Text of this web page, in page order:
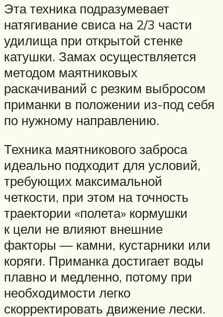
Эта техника подразумевает
натягивание свиса на 2/3 части
удилища при открытой стенке
катушки. Замах осуществляется
методом маятниковых
раскачиваний с резким выбросом
приманки в положении из-под себя
по нужному направлению.
Техника маятникового заброса
идеально подходит для условий,
требующих максимальной
четкости, при этом на точность
траектории «полета» кормушки
к цели не влияют внешние
факторы — камни, кустарники или
коряги. Приманка достигает воды
плавно и медленно, потому при
необходимости легко
скорректировать движение лески.